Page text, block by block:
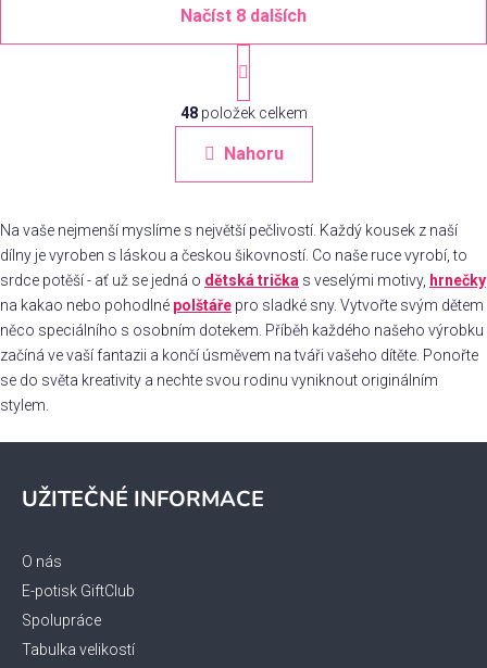
O
v
l
á
d
c
í
p
r
v
k
y
s
Načíst 8 dalších
S
t
r
á
n
k
o
á
n
í
48položek celkem
Nahoru
Na vaše nejmenší myslíme s největší pečlivostí. Každý kousek z naší
dílny je vyroben s láskou a českou šikovností. Co naše ruce vyrobí, to
srdce potěší - ať už se jedná o dětská trička s veselými motivy, hrnečky
na kakao nebo pohodlné polštáře pro sladké sny. Vytvořte svým dětem
něco speciálního s osobním dotekem. Příběh každého našeho výrobku
začíná ve vaší fantazii a končí úsměvem na tváři vašeho dítěte. Ponořte
se do světa kreativity a nechte svou rodinu vyniknout originálním
stylem.
UŽITEČNÉ INFORMACE
O nás
E-potisk GiftClub
Spolupráce
Tabulka velikostí